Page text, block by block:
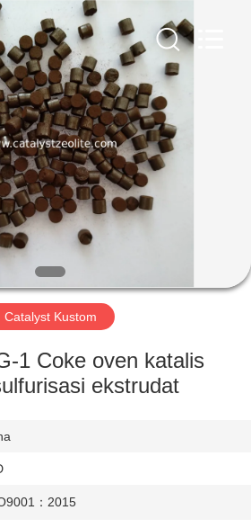
Catalyst Kustom
1 Coke oven katalis
ekstrudat
：2015